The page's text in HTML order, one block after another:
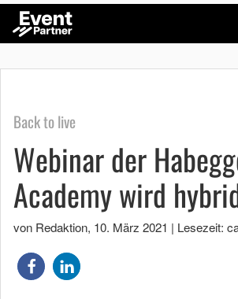
Back to live
Webinar der
Academy wird
von Redaktion, 10. März 2021 | Lesezeit: